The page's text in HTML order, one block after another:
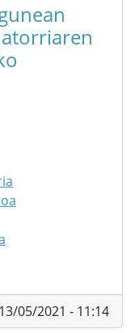
05/2021 - 11:14